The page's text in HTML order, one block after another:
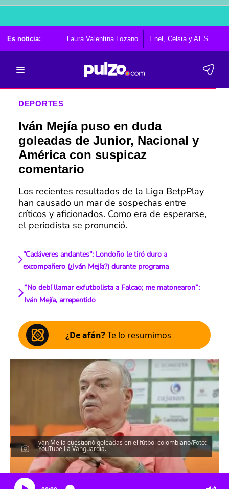
Es noticia: Laura Valentina Lozano Enel, Celsia y AES
DEPORTES
Iván Mejía puso en duda
goleadas de Junior, Nacional y
América con suspicaz
comentario
Los recientes resultados de la Liga BetpPlay
han causado un mar de sospechas entre
críticos y aficionados. Como era de esperarse,
el periodista se pronunció.
"Cadáveres andantes": Londoño le tiró duro a
excompañero (¿Iván Mejía?) durante programa
“No debí llamar exfutbolista a Falcao; me matonearon”:
Iván Mejía, arrepentido
¿De afán?Te lo resumimos
ván Mejía cuestionó goleadas en el fútbol colombiano/Foto:
YouTube La Vanguardia.
Escucha el artículo